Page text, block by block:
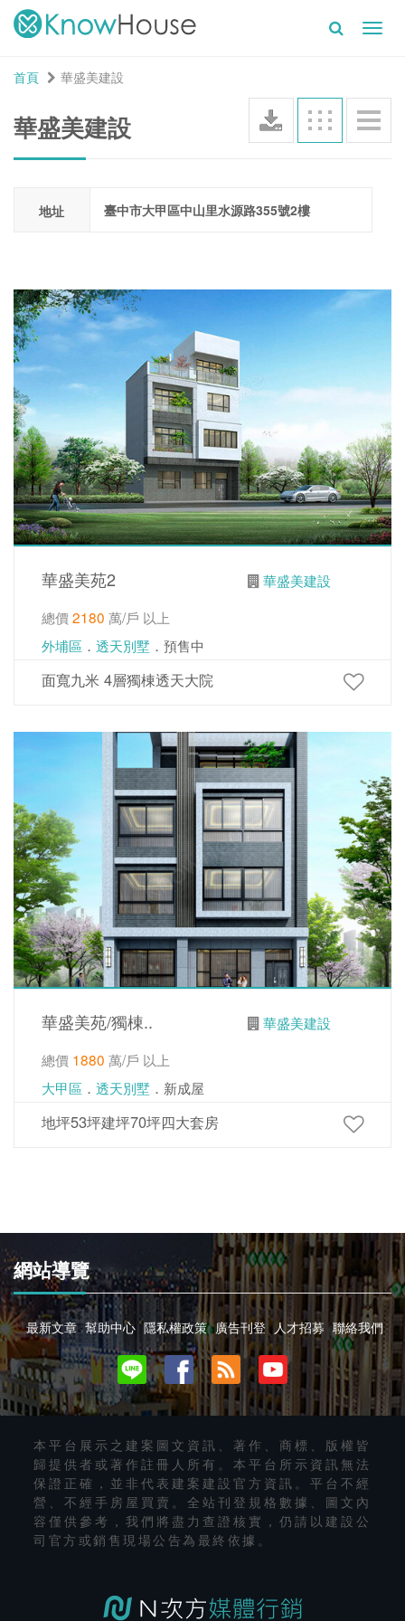
首頁
華盛美建設
華盛美建設
地址 臺中市大甲區中山里水源路355號2樓
華盛美苑2
華盛美建設
總價2180 萬/戶 以上
外埔區 ． 透天別墅 ．預售中
面寬九米 4層獨棟透天大院
華盛美苑/獨棟..
華盛美建設
總價 1880 萬/戶 以上
大甲區 ． 透天別墅 ．新成屋
地坪53坪建坪70坪四大套房
網站導覽
最新文章 幫助中心 隱私權政策 廣告刊登 人才招募 聯絡我們
本平台展示之建案圖文資訊、著作、商標、版權皆
歸提供者或著作註冊人所有。本平台所示資訊無法
保證正確，並非代表建案建設官方資訊。平台不經
營、不經手房屋買賣。全站刊登規格數據、圖文內
容僅供參考，我們將盡力查證核實，仍請以建設公
司官方或銷售現場公告為最終依據。